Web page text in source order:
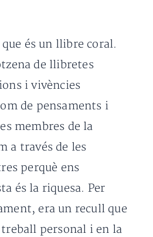
és un llibre coral.
de llibretes
i vivències
de pensaments i
membres de la
a través de les
perquè ens
és la riquesa. Per
era un recull que
treball personal i en la